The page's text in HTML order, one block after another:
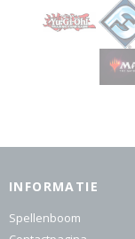
INFORMATIE
Spellenboom